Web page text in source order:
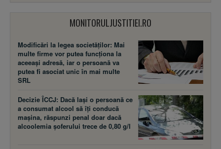
MONITORULJUSTITIEI.RO
Modificări la legea societăţilor: Mai
multe firme vor putea funcţiona la
aceeaşi adresă, iar o persoană va
putea fi asociat unic în mai multe
SRL
Decizie ÎCCJ: Dacă laşi o persoană ce
a consumat alcool să îţi conducă
maşina, răspunzi penal doar dacă
alcoolemia şoferului trece de 0,80 g/l